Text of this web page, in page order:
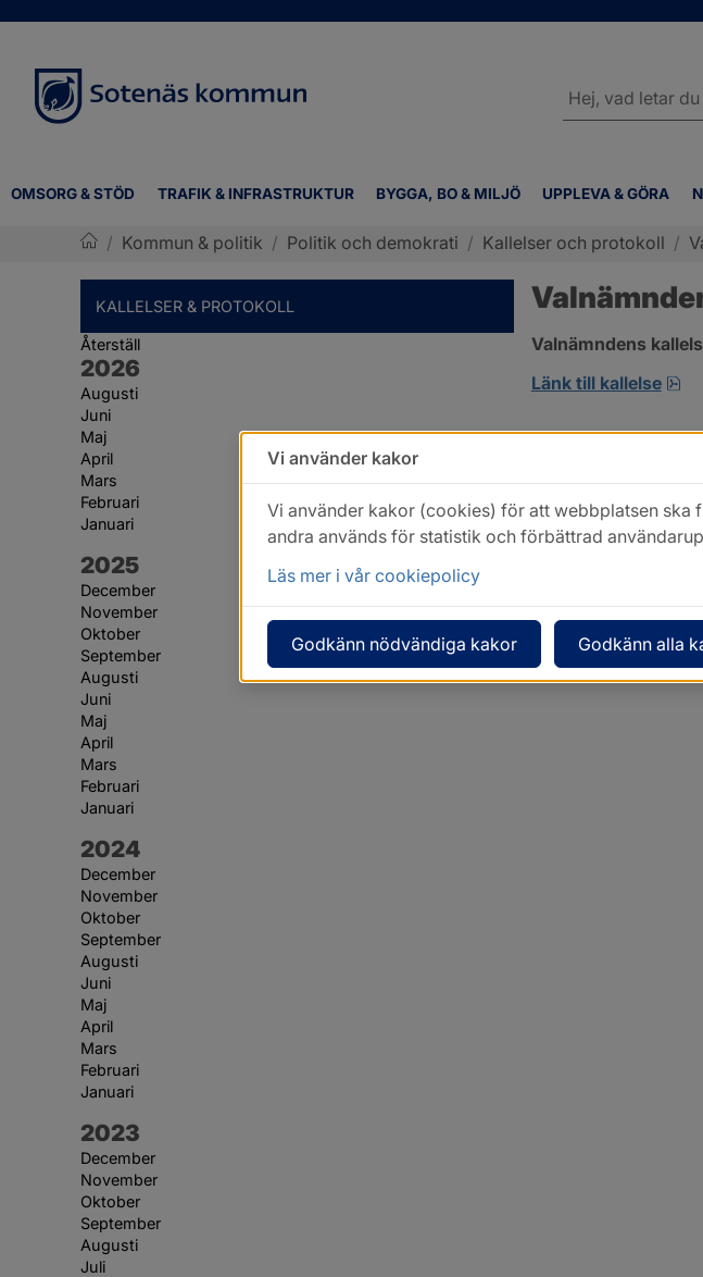
OMSORG & STÖD TRAFIK & INFRASTRUKTUR BYGGA, BO & MILJÖ UPPLEVA & GÖRA
webbplatsen
/ Kommun & politik / Politik och demokrati / Kallelser och protokoll /
KALLELSER & PROTOKOLL
Återställ
År:
2026
Augusti
Juni
Maj
April
Mars
Februari
Januari
År:
2025
December
November
Oktober
September
Augusti
Juni
Maj
April
Mars
Februari
Januari
År:
2024
December
November
Oktober
September
Augusti
Juni
Maj
April
Mars
Februari
Januari
År:
2023
December
November
Oktober
September
Augusti
Juli
Valnämndens
Länk till kallelse
Vi använder kakor
Vi använder kakor (cookies) för att webbplatsen ska
andra används för statistik och förbättrad
Läs mer i vår cookiepolicy
Godkänn nödvändiga kakor Godkänn alla